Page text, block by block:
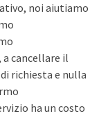
noi aiutiamo
cancellare il
richiesta e nulla
ha un costo